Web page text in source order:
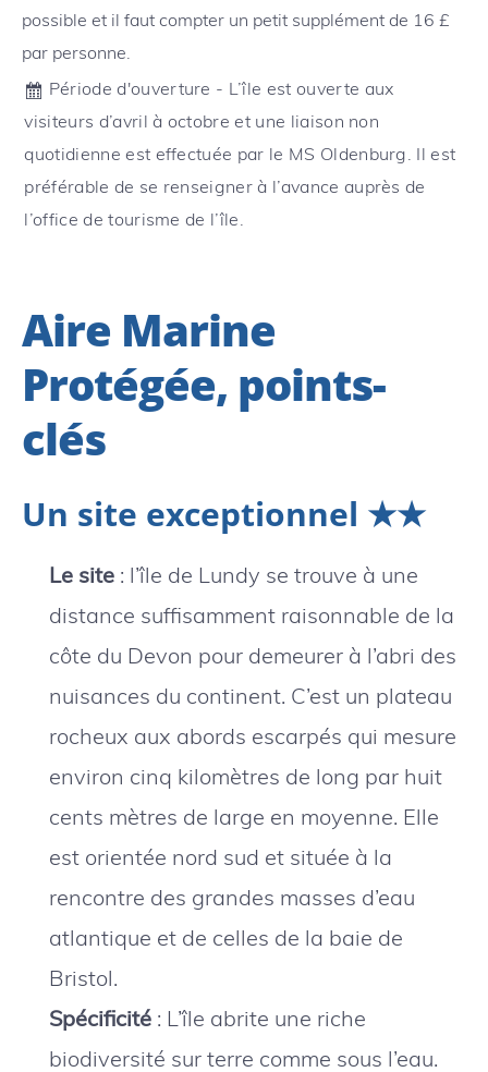
possible et il faut compter un petit supplément de 16 £
par personne.
Période d'ouverture - L’île est ouverte aux
visiteurs d’avril à octobre et une liaison non
quotidienne est effectuée par le MS Oldenburg. Il est
préférable de se renseigner à l’avance auprès de
l’office de tourisme de l’île.
Aire Marine
Protégée, points-
clés
Un site exceptionnel ★★
Le site : l’île de Lundy se trouve à une
distance suffisamment raisonnable de la
côte du Devon pour demeurer à l’abri des
nuisances du continent. C’est un plateau
rocheux aux abords escarpés qui mesure
environ cinq kilomètres de long par huit
cents mètres de large en moyenne. Elle
est orientée nord sud et située à la
rencontre des grandes masses d’eau
atlantique et de celles de la baie de
Bristol.
Spécificité : L’île abrite une riche
biodiversité sur terre comme sous l’eau.